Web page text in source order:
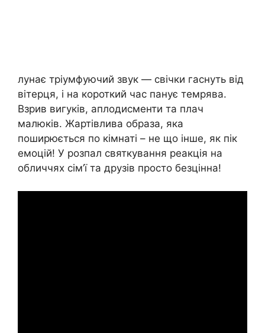
лунає тріумфуючий звук — свічки гаснуть від
вітерця, і на короткий час панує темрява.
Взрив вигуків, аплодисменти та плач
малюків. Жартівлива образа, яка
поширюється по кімнаті – не що інше, як пік
емоцій! У розпал святкування реакція на
обличчях сім’ї та друзів просто безцінна!